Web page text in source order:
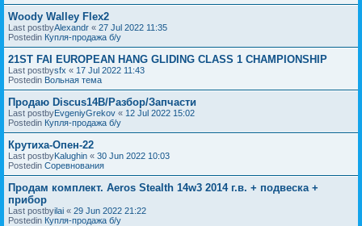
Woody Walley Flex2
Last postbyAlexandr « 27 Jul 2022 11:35
Postedin Купля-продажа б/у
21ST FAI EUROPEAN HANG GLIDING CLASS 1 CHAMPIONSHIP
Last postbysfx « 17 Jul 2022 11:43
Postedin Вольная тема
Продаю Discus14B/Разбор/Запчасти
Last postbyEvgeniyGrekov « 12 Jul 2022 15:02
Postedin Купля-продажа б/у
Крутиха-Опен-22
Last postbyKalughin « 30 Jun 2022 10:03
Postedin Соревнования
Продам комплект. Aeros Stealth 14w3 2014 г.в. + подвеска +
прибор
Last postbyilai « 29 Jun 2022 21:22
Postedin Купля-продажа б/у